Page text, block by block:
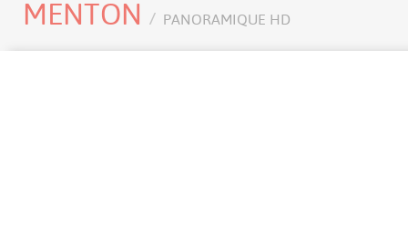
MENTON PANORAMIQUE HD